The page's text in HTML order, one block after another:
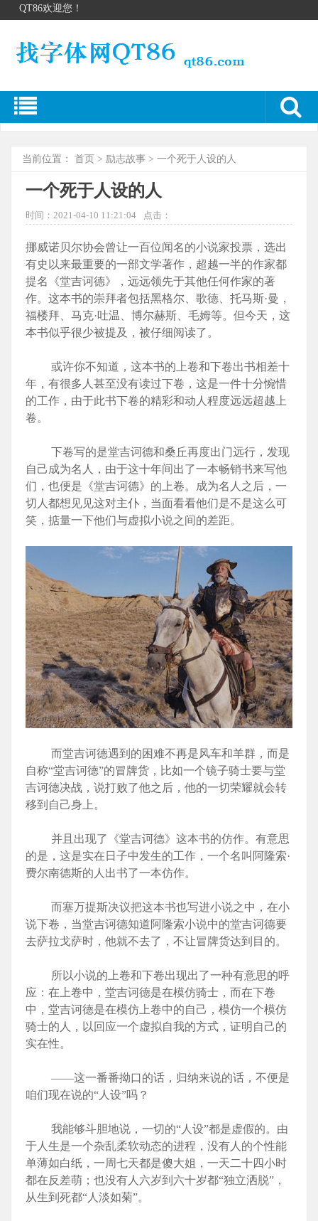
QT86欢迎您！
当前位置： 首页 > 励志故事 > 一个死于人设的人
一个死于人设的人
时间：2021-04-10 11:21:04 点击：
挪威诺贝尔协会曾让一百位闻名的小说家投票，选出
有史以来最重要的一部文学著作，超越一半的作家都
提名《堂吉诃德》，远远领先于其他任何作家的著
作。这本书的崇拜者包括黑格尔、歌德、托马斯·曼，
福楼拜、马克·吐温、博尔赫斯、毛姆等。但今天，这
本书似乎很少被提及，被仔细阅读了。
或许你不知道，这本书的上卷和下卷出书相差十
年，有很多人甚至没有读过下卷，这是一件十分惋惜
的工作，由于此书下卷的精彩和动人程度远远超越上
卷。
下卷写的是堂吉诃德和桑丘再度出门远行，发现
自己成为名人，由于这十年间出了一本畅销书来写他
们，也便是《堂吉诃德》的上卷。成为名人之后，一
切人都想见见这对主仆，当面看看他们是不是这么可
笑，掂量一下他们与虚拟小说之间的差距。
而堂吉诃德遇到的困难不再是风车和羊群，而是
自称“堂吉诃德”的冒牌货，比如一个镜子骑士要与堂
吉诃德决战，说打败了他之后，他的一切荣耀就会转
移到自己身上。
并且出现了《堂吉诃德》这本书的仿作。有意思
的是，这是实在日子中发生的工作，一个名叫阿隆索·
费尔南德斯的人出书了一本仿作。
而塞万提斯决议把这本书也写进小说之中，在小
说下卷，当堂吉诃德知道阿隆索小说中的堂吉诃德要
去萨拉戈萨时，他就不去了，不让冒牌货达到目的。
所以小说的上卷和下卷出现出了一种有意思的呼
应：在上卷中，堂吉诃德是在模仿骑士，而在下卷
中，堂吉诃德是在模仿上卷中的自己，模仿一个模仿
骑士的人，以回应一个虚拟自我的方式，证明自己的
实在性。
——这一番番拗口的话，归纳来说的话，不便是
咱们现在说的“人设”吗？
我能够斗胆地说，一切的“人设”都是虚假的。由
于人生是一个杂乱柔软动态的进程，没有人的个性能
单薄如白纸，一周七天都是傻大姐，一天二十四小时
都在反差萌；也没有人六岁到六十岁都“独立洒脱”，
从生到死都“人淡如菊”。